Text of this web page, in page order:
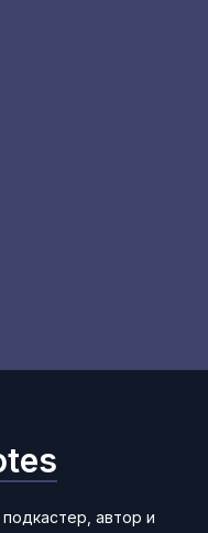
подкастер, автор и